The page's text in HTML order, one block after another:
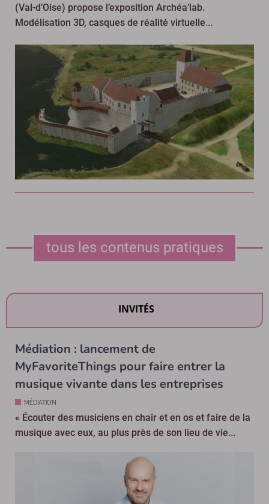
(Val-d’Oise) propose l’exposition Archéa’lab.
Modélisation 3D, casques de réalité virtuelle...
tous les contenus pratiques
INVITÉS
Médiation : lancement de
MyFavoriteThings pour faire entrer la
musique vivante dans les entreprises
MÉDIATION
« Écouter des musiciens en chair et en os et faire de la
musique avec eux, au plus près de son lieu de vie...